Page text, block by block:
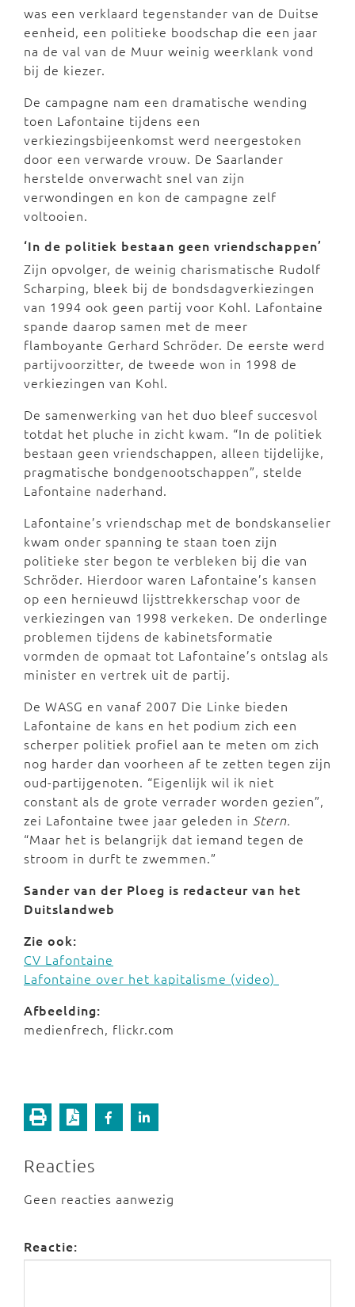
was een verklaard tegenstander van de Duitse
eenheid, een politieke boodschap die een jaar
na de val van de Muur weinig weerklank vond
bij de kiezer.
De campagne nam een dramatische wending
toen Lafontaine tijdens een
verkiezingsbijeenkomst werd neergestoken
door een verwarde vrouw. De Saarlander
herstelde onverwacht snel van zijn
verwondingen en kon de campagne zelf
voltooien.
‘In de politiek bestaan geen vriendschappen’
Zijn opvolger, de weinig charismatische Rudolf
Scharping, bleek bij de bondsdagverkiezingen
van 1994 ook geen partij voor Kohl. Lafontaine
spande daarop samen met de meer
flamboyante Gerhard Schröder. De eerste werd
partijvoorzitter, de tweede won in 1998 de
verkiezingen van Kohl.
De samenwerking van het duo bleef succesvol
totdat het pluche in zicht kwam. “In de politiek
bestaan geen vriendschappen, alleen tijdelijke,
pragmatische bondgenootschappen”, stelde
Lafontaine naderhand.
Lafontaine’s vriendschap met de bondskanselier
kwam onder spanning te staan toen zijn
politieke ster begon te verbleken bij die van
Schröder. Hierdoor waren Lafontaine’s kansen
op een hernieuwd lijsttrekkerschap voor de
verkiezingen van 1998 verkeken. De onderlinge
problemen tijdens de kabinetsformatie
vormden de opmaat tot Lafontaine’s ontslag als
minister en vertrek uit de partij.
De WASG en vanaf 2007 Die Linke bieden
Lafontaine de kans en het podium zich een
scherper politiek profiel aan te meten om zich
nog harder dan voorheen af te zetten tegen zijn
oud-partijgenoten. “Eigenlijk wil ik niet
constant als de grote verrader worden gezien”,
zei Lafontaine twee jaar geleden in Stern.
“Maar het is belangrijk dat iemand tegen de
stroom in durft te zwemmen.”
Sander van der Ploeg is redacteur van het
Duitslandweb
Zie ook:
CV Lafontaine
Lafontaine over het kapitalisme (video)
Afbeelding:
medienfrech, flickr.com
Reacties
Geen reacties aanwezig
Reactie: